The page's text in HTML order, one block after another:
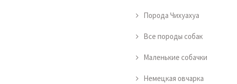
Порода Чихуахуа
Все породы собак
Маленькие собачки
Немецкая овчарка